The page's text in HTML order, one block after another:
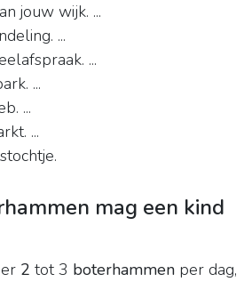
jouw wijk. ...
...
...
...
...
...
mag een kind
2 tot 3 boterhammen per dag,